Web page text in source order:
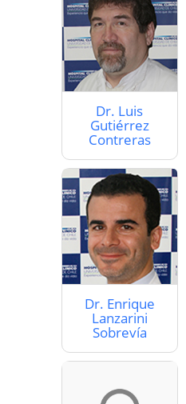
Dr. Luis
Gutiérrez
Contreras
Dr. Enrique
Lanzarini
Sobrevía